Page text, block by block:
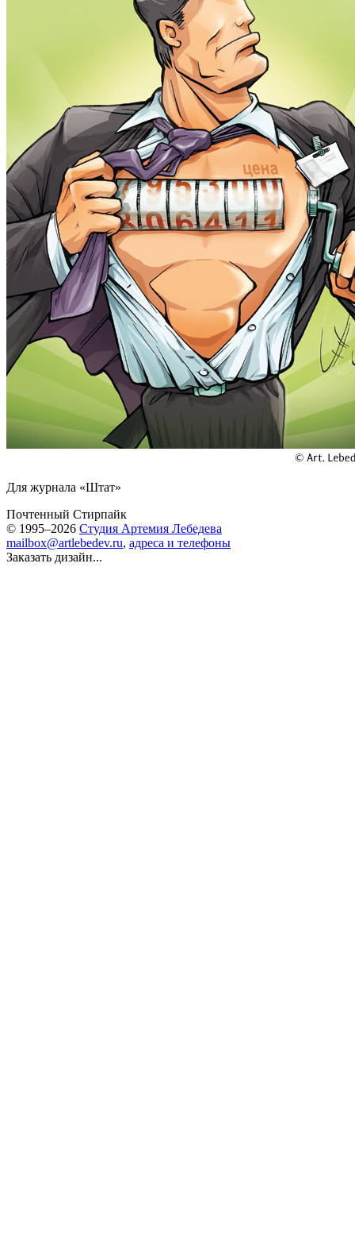
Для журнала «Штат»
Почтенный Стирпайк
© 1995–2026 Студия Артемия Лебедева
mailbox@artlebedev.ru, адреса и телефоны
Заказать дизайн...